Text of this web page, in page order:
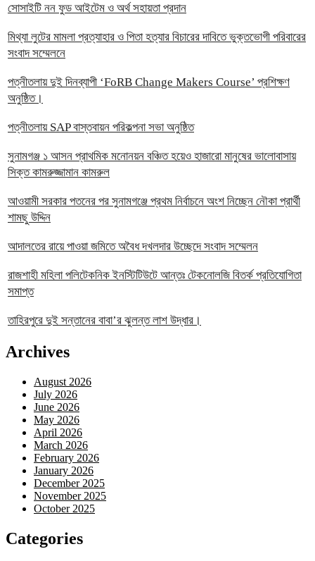
সোসাইটি নন ফুড আইটেম ও অর্থ সহায়তা প্রদান
‎মিথ্যা লুটের মামলা প্রত্যাহার ও পিতা হত্যার বিচারের দাবিতে ভুক্তভোগী পরিবারের
সংবাদ সম্মেলনে
পত্নীতলায় দুই দিনব্যাপী ‘FoRB Change Makers Course’ প্রশিক্ষণ
অনুষ্ঠিত।
পত্নীতলায় SAP বাস্তবায়ন পরিকল্পনা সভা অনুষ্ঠিত
সুনামগঞ্জ ১ আসন প্রাথমিক মনোনয়ন বঞ্চিত হয়েও হাজারো মানুষের ভালোবাসায়
সিক্ত কামরুজ্জামান কামরুল
‎আওয়ামী সরকার পতনের পর সুনামগঞ্জে প্রথম নির্বাচনে অংশ নিচ্ছেন নৌকা প্রার্থী
শামছু উদ্দিন
আদালতের রায়ে পাওয়া জমিতে অবৈধ দখলদার উচ্ছেদে সংবাদ সম্মেলন
রাজশাহী মহিলা পলিটেকনিক ইনস্টিটিউটে আন্তঃ টেকনোলজি বিতর্ক প্রতিযোগিতা
সমাপ্ত
তাহিরপুরে দুই সন্তানের বাবা’র ঝুলন্ত লাশ উদ্ধার।
Archives
August 2026
July 2026
June 2026
May 2026
April 2026
March 2026
February 2026
January 2026
December 2025
November 2025
October 2025
Categories